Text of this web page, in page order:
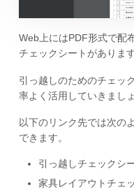
Web上にはPDF形式で配
チェックシートがあります
引っ越しのためのチェッ
率よく活用していきましょ
以下のリンク先では次の
できます。
引っ越しチェックシ
家具レイアウトチェ